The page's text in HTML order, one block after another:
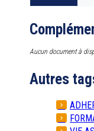
Aucun document à
Autres